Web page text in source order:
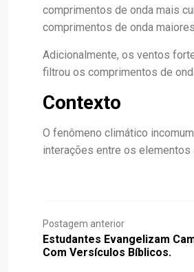
comprimentos de onda mais
comprimentos de onda
Adicionalmente, os ventos
filtrou os comprimentos de
Contexto
O fenômeno climático
interações entre os
Postagem anterior
Estudantes Evangelizam
Com Versículos Bíblicos.